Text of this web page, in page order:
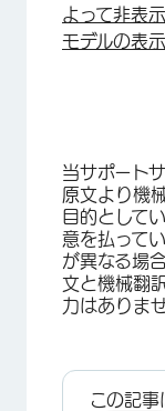
よって非表
モデルの表示
当サポート
原文より機
目的として
意を払って
が異なる場
文と機械翻
力はありませ
この記